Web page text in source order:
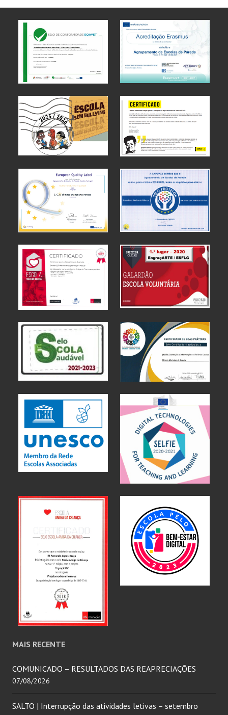
MAIS RECENTE
COMUNICADO – RESULTADOS DAS REAPRECIAÇÕES
07/08/2026
SALTO | Interrupção das atividades letivas – setembro